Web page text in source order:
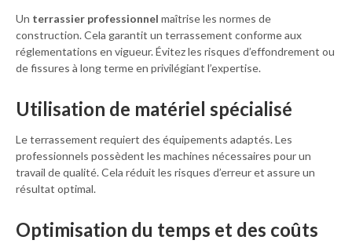
Un terrassier professionnel maîtrise les normes de
construction. Cela garantit un terrassement conforme aux
réglementations en vigueur. Évitez les risques d’effondrement ou
de fissures à long terme en privilégiant l’expertise.
Utilisation de matériel spécialisé
Le terrassement requiert des équipements adaptés. Les
professionnels possèdent les machines nécessaires pour un
travail de qualité. Cela réduit les risques d’erreur et assure un
résultat optimal.
Optimisation du temps et des coûts